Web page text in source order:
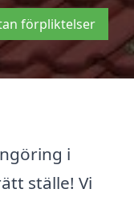
förpliktelser
i
ställe! Vi